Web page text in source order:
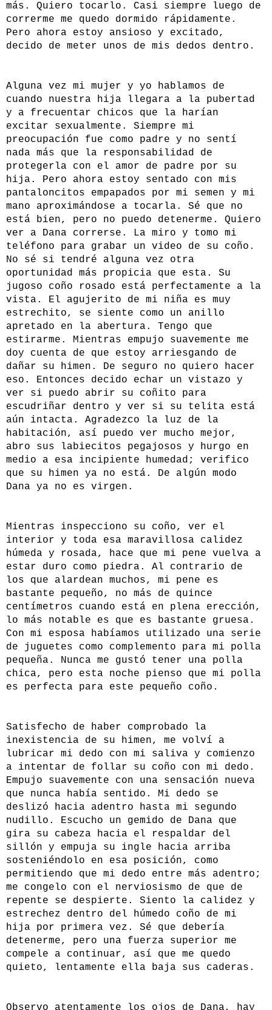
más. Quiero tocarlo. Casi siempre luego de
correrme me quedo dormido rápidamente.
Pero ahora estoy ansioso y excitado,
decido de meter unos de mis dedos dentro.
Alguna vez mi mujer y yo hablamos de
cuando nuestra hija llegara a la pubertad
y a frecuentar chicos que la harían
excitar sexualmente. Siempre mi
preocupación fue como padre y no sentí
nada más que la responsabilidad de
protegerla con el amor de padre por su
hija. Pero ahora estoy sentado con mis
pantaloncitos empapados por mi semen y mi
mano aproximándose a tocarla. Sé que no
está bien, pero no puedo detenerme. Quiero
ver a Dana correrse. La miro y tomo mi
teléfono para grabar un video de su coño.
No sé si tendré alguna vez otra
oportunidad más propicia que esta. Su
jugoso coño rosado está perfectamente a la
vista. El agujerito de mi niña es muy
estrechito, se siente como un anillo
apretado en la abertura. Tengo que
estirarme. Mientras empujo suavemente me
doy cuenta de que estoy arriesgando de
dañar su himen. De seguro no quiero hacer
eso. Entonces decido echar un vistazo y
ver si puedo abrir su coñito para
escudriñar dentro y ver si su telita está
aún intacta. Agradezco la luz de la
habitación, así puedo ver mucho mejor,
abro sus labiecitos pegajosos y hurgo en
medio a esa incipiente humedad; verifico
que su himen ya no está. De algún modo
Dana ya no es virgen.
Mientras inspecciono su coño, ver el
interior y toda esa maravillosa calidez
húmeda y rosada, hace que mi pene vuelva a
estar duro como piedra. Al contrario de
los que alardean muchos, mi pene es
bastante pequeño, no más de quince
centímetros cuando está en plena erección,
lo más notable es que es bastante gruesa.
Con mi esposa habíamos utilizado una serie
de juguetes como complemento para mi polla
pequeña. Nunca me gustó tener una polla
chica, pero esta noche pienso que mi polla
es perfecta para este pequeño coño.
Satisfecho de haber comprobado la
inexistencia de su himen, me volví a
lubricar mi dedo con mi saliva y comienzo
a intentar de follar su coño con mi dedo.
Empujo suavemente con una sensación nueva
que nunca había sentido. Mi dedo se
deslizó hacia adentro hasta mi segundo
nudillo. Escucho un gemido de Dana que
gira su cabeza hacia el respaldar del
sillón y empuja su ingle hacia arriba
sosteniéndolo en esa posición, como
permitiendo que mi dedo entre más adentro;
me congelo con el nerviosismo de que de
repente se despierte. Siento la calidez y
estrechez dentro del húmedo coño de mi
hija por primera vez. Sé que debería
detenerme, pero una fuerza superior me
compele a continuar, así que me quedo
quieto, lentamente ella baja sus caderas.
Observo atentamente los ojos de Dana, hay